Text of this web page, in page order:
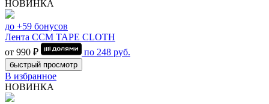
НОВИНКА
до +59 бонусов
Лента CCM TAPE CLOTH
от 990 ₽
по 248 руб.
быстрый просмотр
В избранное
НОВИНКА